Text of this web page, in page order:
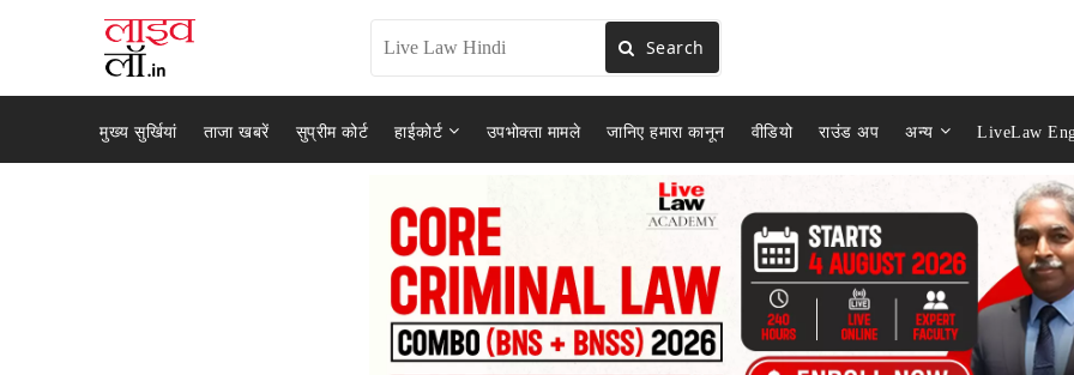
Search
मुख्य सुर्खियां ताजा खबरें सुप्रीम कोर्ट हाईकोर्ट उपभोक्ता मामले जानिए हमारा कानून वीडियो राउंड अप अन्य LiveLaw